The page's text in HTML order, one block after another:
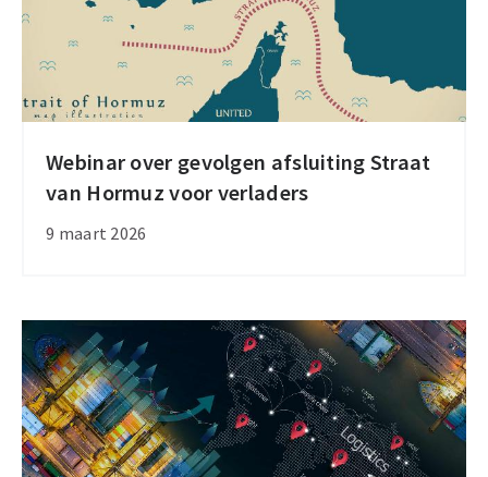
Webinar over gevolgen afsluiting Straat
van Hormuz voor verladers
9 maart 2026
Webinar
over
gevolgen
van
Hormuz
voor
verladers